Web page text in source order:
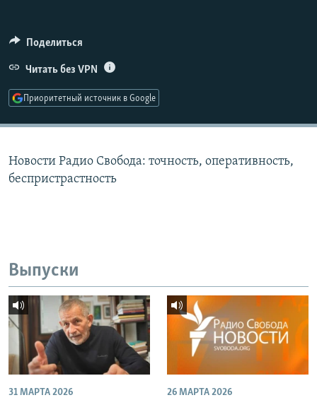
ПОДПИШИТЕСЬ НА РАССЫЛКУ
СОЦИАЛЬНЫЕ СЕТИ
Поделиться
Читать без VPN
Приоритетный источник в Google
Новости Радио Свобода: точность, оперативность,
беспристрастность
Выпуски
31 МАРТА 2026 26 МАРТА 2026